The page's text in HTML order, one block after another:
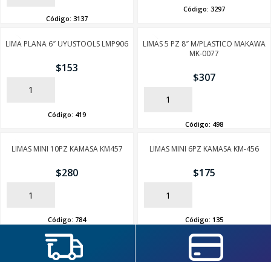
Código: 3137
Código: 3297
LIMA PLANA 6″ UYUSTOOLS LMP906
$153
AÑADIR
Código: 419
LIMAS 5 PZ 8″ M/PLASTICO MAKAWA
MK-0077
$307
AÑADIR
Código: 498
LIMAS MINI 10PZ KAMASA KM457
$280
AÑADIR
Código: 784
LIMAS MINI 6PZ KAMASA KM-456
$175
AÑADIR
Código: 135
SEGUÍ COMPRANDO